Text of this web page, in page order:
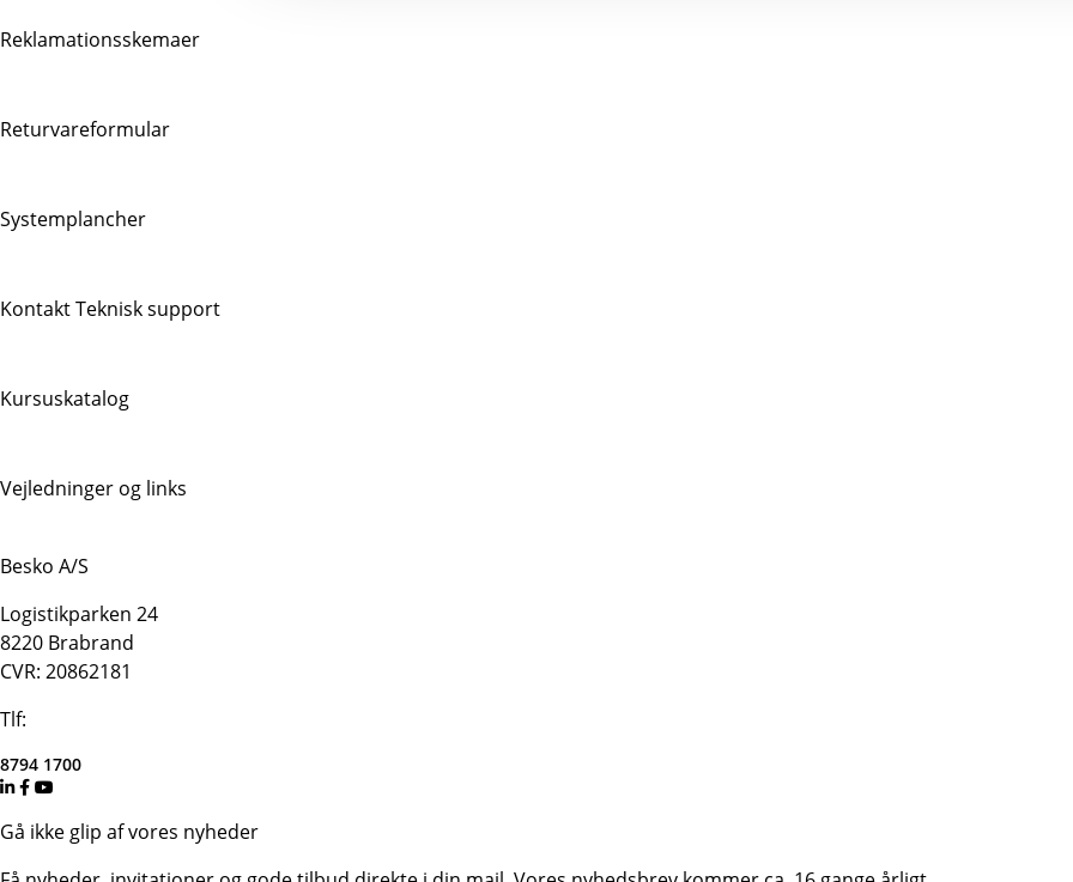
Reklamationsskemaer
Returvareformular
Systemplancher
Kontakt Teknisk support
Kursuskatalog
Vejledninger og links
Besko A/S
Logistikparken 24
8220 Brabrand
CVR: 20862181
Tlf:
8794 1700
Gå ikke glip af vores nyheder